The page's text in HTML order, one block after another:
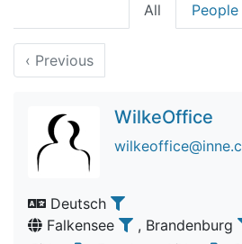
All People
‹ Previous
WilkeOffice
Deutsch
Falkensee
, Brandenburg